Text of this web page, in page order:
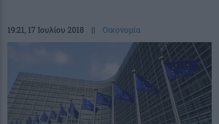
19:21, 17 Ιουλίου 2018 || Οικονομία